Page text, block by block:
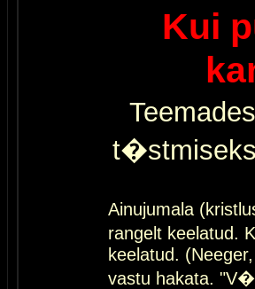
Kui
Ainujumala
rangelt keelatud.
keelatud.
vastu hakata.